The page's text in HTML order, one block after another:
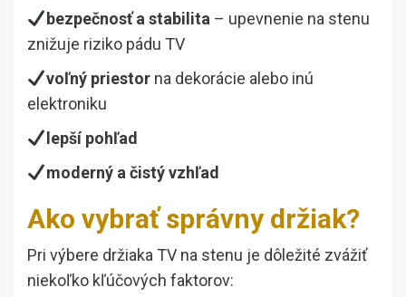
bezpečnosť a stabilita– upevnenie na stenu
znižuje riziko pádu TV
voľný priestorna dekorácie alebo inú
elektroniku
lepší pohľad
moderný a čistý vzhľad
Ako vybrať správny držiak?
Pri výbere držiaka TV na stenu je dôležité zvážiť
niekoľko kľúčových faktorov: